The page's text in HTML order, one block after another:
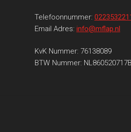
Telefoonnummer:
Email Adres: info@mflap.nl
KvK Nummer: 76138089
BTW Nummer: